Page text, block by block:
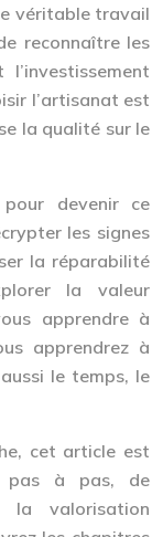
véritable travail
reconnaître les
l’artisanat est
la qualité sur le
devenir ce
les signes
la réparabilité
la valeur
apprendre à
apprendrez à
le temps, le
cet article est
pas à pas, de
la valorisation